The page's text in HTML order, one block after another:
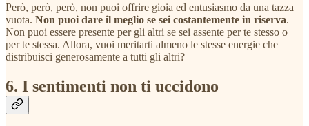
Però, però, però, non puoi offrire gioia ed entusiasmo da una tazza
vuota. Non puoi dare il meglio se sei costantemente in riserva.
Non puoi essere presente per gli altri se sei assente per te stesso o
per te stessa. Allora, vuoi meritarti almeno le stesse energie che
distribuisci generosamente a tutti gli altri?
6. I sentimenti non ti uccidono